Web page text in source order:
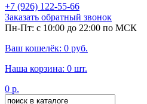
+7 (926) 122-55-66
Заказать обратный звонок
Пн-Пт: с 10:00 до 22:00 по МСК
Ваш кошелёк: 0 руб.
Наша корзина: 0 шт.
0 р.